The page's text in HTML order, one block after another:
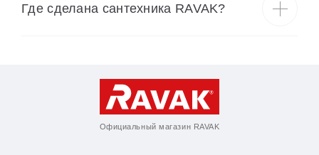
Где сделана сантехника RAVAK?
Официальный магазин RAVAK